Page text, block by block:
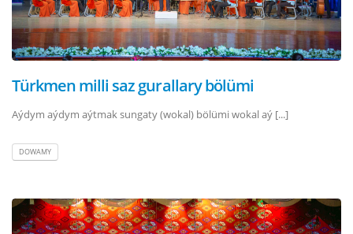
Türkmen milli saz gurallary bölümi
Aýdym aýdym aýtmak sungaty (wokal) bölümi wokal aý [...]
DOWAMY